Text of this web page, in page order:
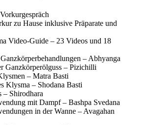
zu Hause inklusive Präparate und
Video-Guide – 23 Videos und 18
– Abhyanga
Ganzkörperölguss – Pizichilli
– Matra Basti
Klysma – Shodana Basti
– Shirodhara
mit Dampf – Bashpa Svedana
in der Wanne – Avagahan